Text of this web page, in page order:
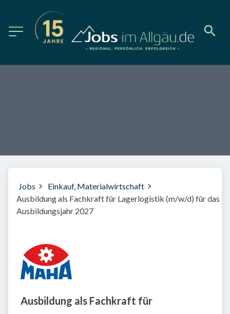
Jobs
Einkauf, Materialwirtschaft
Ausbildung als Fachkraft für Lagerlogistik (m/w/d) für das
Ausbildungsjahr 2027
Ausbildung als Fachkraft für